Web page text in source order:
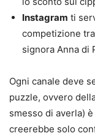
Instagram ti
competizione
signora Anna di
Ogni canale deve
puzzle, ovvero
smesso di averla)
creerebbe solo